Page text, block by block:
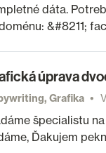
dáta.
&#8211;
úprava
Grafika
špecialistu
Ďakujem